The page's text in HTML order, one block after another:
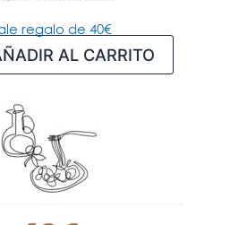
regalo de 40€
AL CARRITO